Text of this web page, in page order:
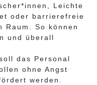
Leichte
oder barrierefreie
Raum. So können
und überall
das Personal
ohne Angst
werden.